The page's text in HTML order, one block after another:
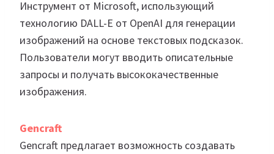
Инструмент от Microsoft, использующий
технологию DALL-E от OpenAI для генерации
изображений на основе текстовых подсказок.
Пользователи могут вводить описательные
запросы и получать высококачественные
изображения.
Gencraft
Gencraft предлагает возможность создавать